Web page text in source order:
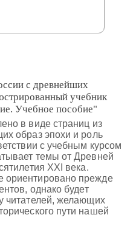
с древнейших
учебник
Учебное пособие"
в виде страниц из
образ эпохи и роль
с учебным курсом
темы от Древней
XXI века.
ориентировано прежде
однако будет
читателей, желающих
пути нашей